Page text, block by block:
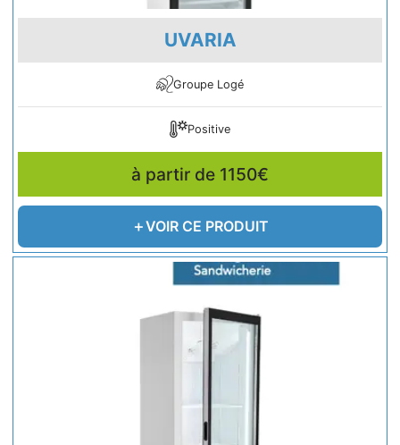
UVARIA
Groupe Logé
Positive
à partir de 1150€
VOIR CE PRODUIT